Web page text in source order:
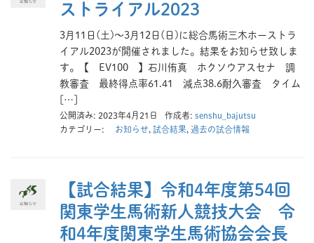
ストライアル2023
3月11日(土)～3月12日(日)に総合馬術三木ホーストラ
イアル2023が開催されました。結果をお知らせ致しま
す。【 EV100 】石川侑真 ホクソウアスセナ 調
教審査 最終得点率61.41 減点38.6耐久審査 タイム
[…]
公開済み: 2023年4月21日 作成者: senshu_bajutsu
カテゴリー:
お知らせ 試合結果 過去の試合情報
【試合結果】令和4年度第54回
関東学生馬術新人競技大会 令
和4年度関東学生馬術協会会長